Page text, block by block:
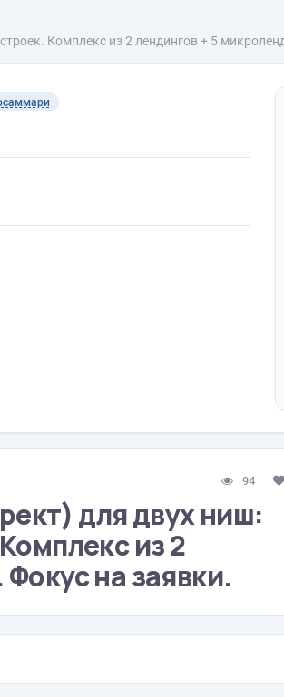
Комплекс из 2 лендингов + 5
94
для двух ниш:
из 2
на заявки.